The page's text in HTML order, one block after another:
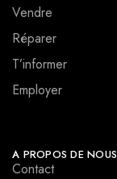
Vendre
Réparer
T’informer
Employer
A PROPOS DE NOUS
Contact